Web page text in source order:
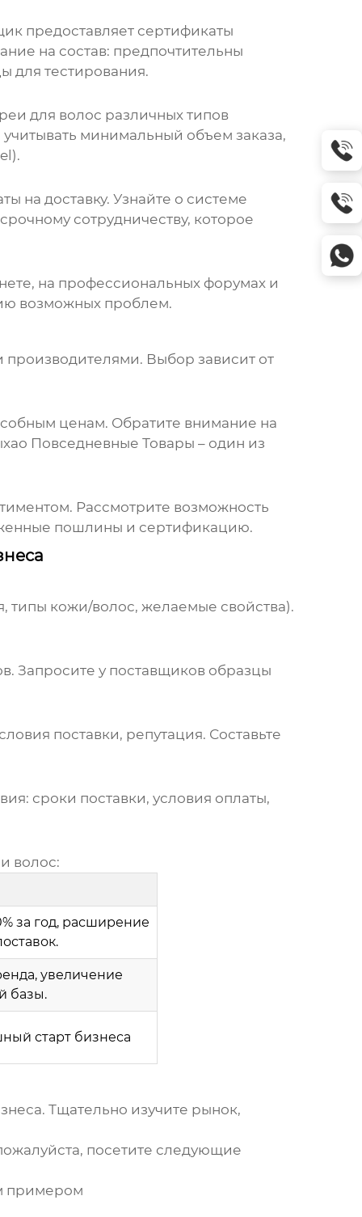
предоставляет сертификаты
на состав: предпочтительны
для тестирования.
для волос различных типов
минимальный объем заказа,
на доставку. Узнайте о системе
сотрудничеству, которое
на профессиональных форумах и
возможных проблем.
Выбор зависит от
ценам. Обратите внимание на
Повседневные Товары – один из
Рассмотрите возможность
пошлины и сертификацию.
типы кожи/волос, желаемые свойства).
Запросите у поставщиков образцы
поставки, репутация. Составьте
сроки поставки, условия оплаты,
волос:
за год, расширение
увеличение
базы.
старт бизнеса
Тщательно изучите рынок,
посетите следующие
примером